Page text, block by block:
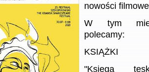
nowości
W tym
polecamy:
KSIĄŻKI
"Księga